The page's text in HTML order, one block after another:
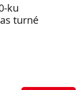
ku
turné